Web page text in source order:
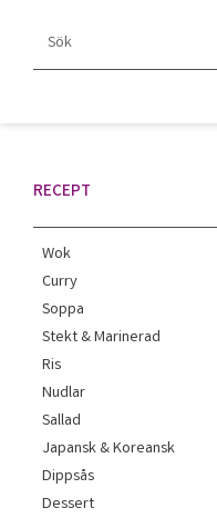
RECEPT
Wok
Curry
Soppa
Stekt & Marinerad
Ris
Nudlar
Sallad
Japansk & Koreansk
Dippsås
Dessert